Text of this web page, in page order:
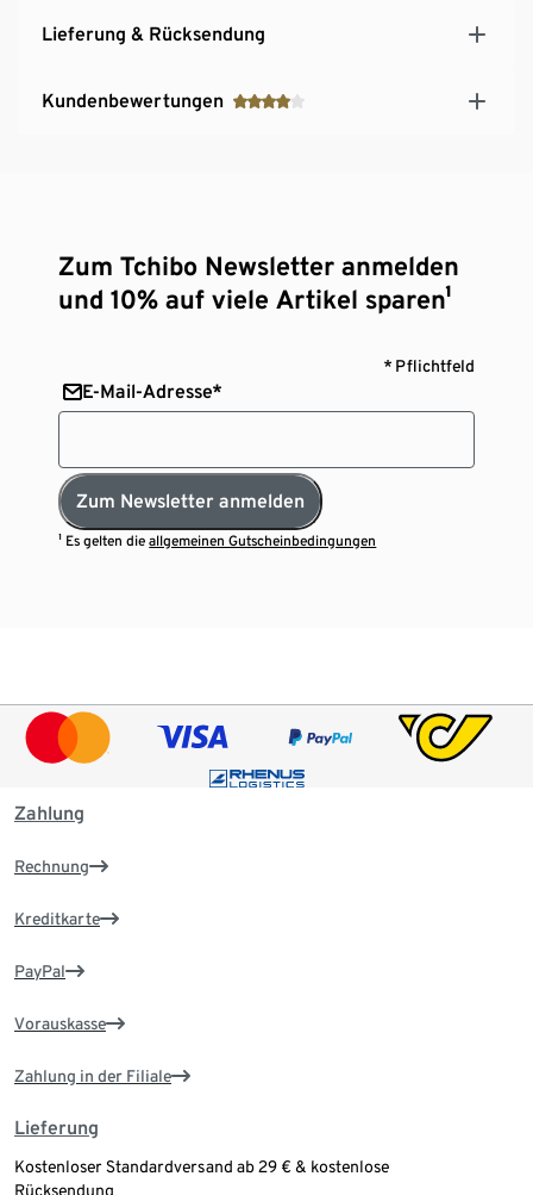
Lieferung & Rücksendung
Kundenbewertungen
Zum Tchibo Newsletter anmelden
und 10% auf viele Artikel sparen¹
* Pflichtfeld
E-Mail-Adresse*
Zum Newsletter anmelden
¹ Es gelten dieallgemeinen Gutscheinbedingungen
Zahlung
Rechnung
Kreditkarte
PayPal
Vorauskasse
Zahlung in der Filiale
Lieferung
Kostenloser Standardversand ab 29 € & kostenlose
Rücksendung